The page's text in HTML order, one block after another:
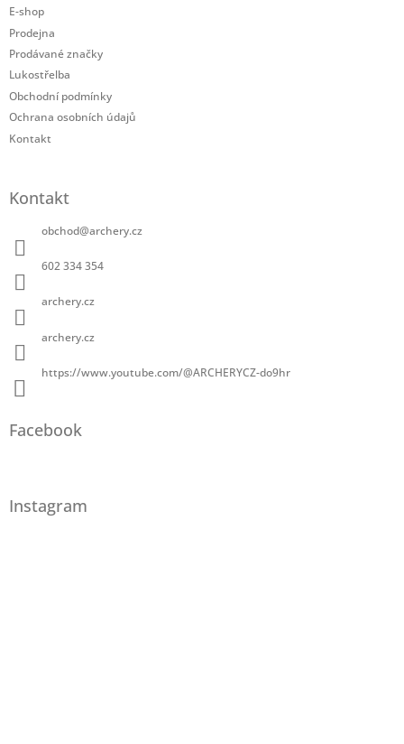
E-shop
Prodejna
Prodávané značky
Lukostřelba
Obchodní podmínky
Ochrana osobních údajů
Kontakt
Kontakt
obchod@archery.cz
602 334 354
archery.cz
archery.cz
https://www.youtube.com/@ARCHERYCZ-do9hr
Facebook
Instagram